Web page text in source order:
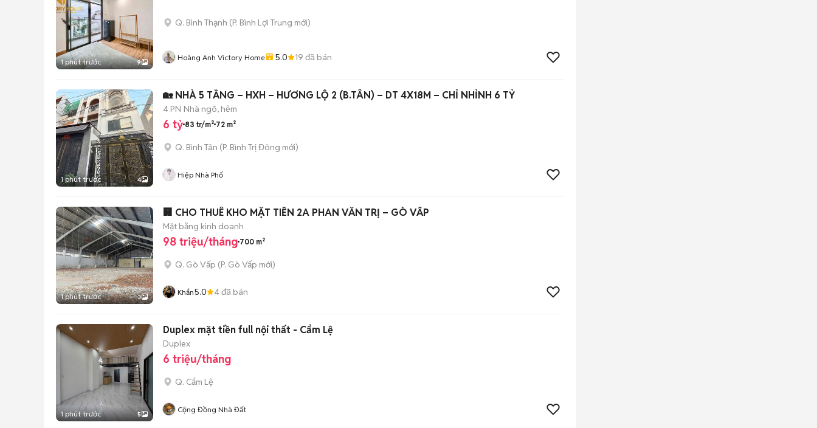
1 phút trước 9
Q. Bình Thạnh (P. Bình Lợi Trung mới)
Hoàng Anh Victory Home 5.0 19 đã bán
1 phút trước 4
🏡 NHÀ 5 TẦNG – HXH – HƯƠNG LỘ 2 (B.TÂN) – DT 4X18M – CHỈ NHỈNH 6 TỶ
4 PN Nhà ngõ, hẻm
6 tỷ 83 tr/m² 72 m²
Q. Bình Tân (P. Bình Trị Đông mới)
Hiệp Nhà Phố
1 phút trước 3
🏢 CHO THUÊ KHO MẶT TIỀN 2A PHAN VĂN TRỊ – GÒ VẤP
Mặt bằng kinh doanh
98 triệu/tháng 700 m²
Q. Gò Vấp (P. Gò Vấp mới)
Khẩn5.0 4đã bán
1 phút trước 5
Duplex mặt tiền full nội thất - Cẩm Lệ
Duplex
6 triệu/tháng
Q. Cẩm Lệ
Cộng Đồng Nhà Đất